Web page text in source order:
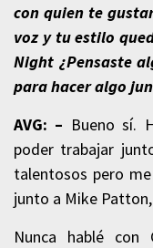
con quien te
voz y tu estilo
Night ¿Pensaste
para hacer algo
AVG: – Bueno sí.
poder trabajar
talentosos pero
junto a Mike
Nunca hablé